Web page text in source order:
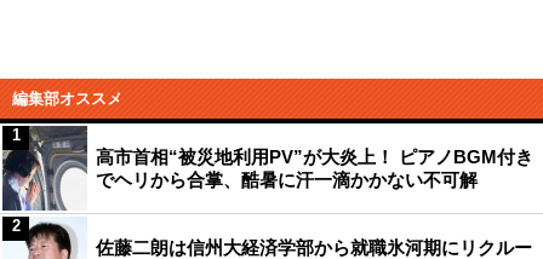
編集部オススメ
高市首相“被災地利用PV”が大炎上！ ピアノBGM付き
でヘリから合掌、酷暑に汗一滴かかない不可解
1
佐藤二朗は信州大経済学部から就職氷河期にリクルー
2